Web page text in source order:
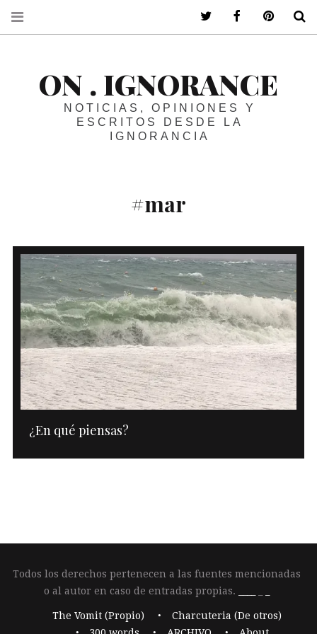
ON . IGNORANCE
NOTICIAS, OPINIONES Y
ESCRITOS DESDE LA
IGNORANCIA
#mar
¿En qué piensas?
Todos los derechos pertenecen a las fuentes mencionadas
o al autor en caso de entradas propias.
The Vomit (Propio)
Charcuteria (De otros)
ir a mi twitterir a mi facebook
ir a mi